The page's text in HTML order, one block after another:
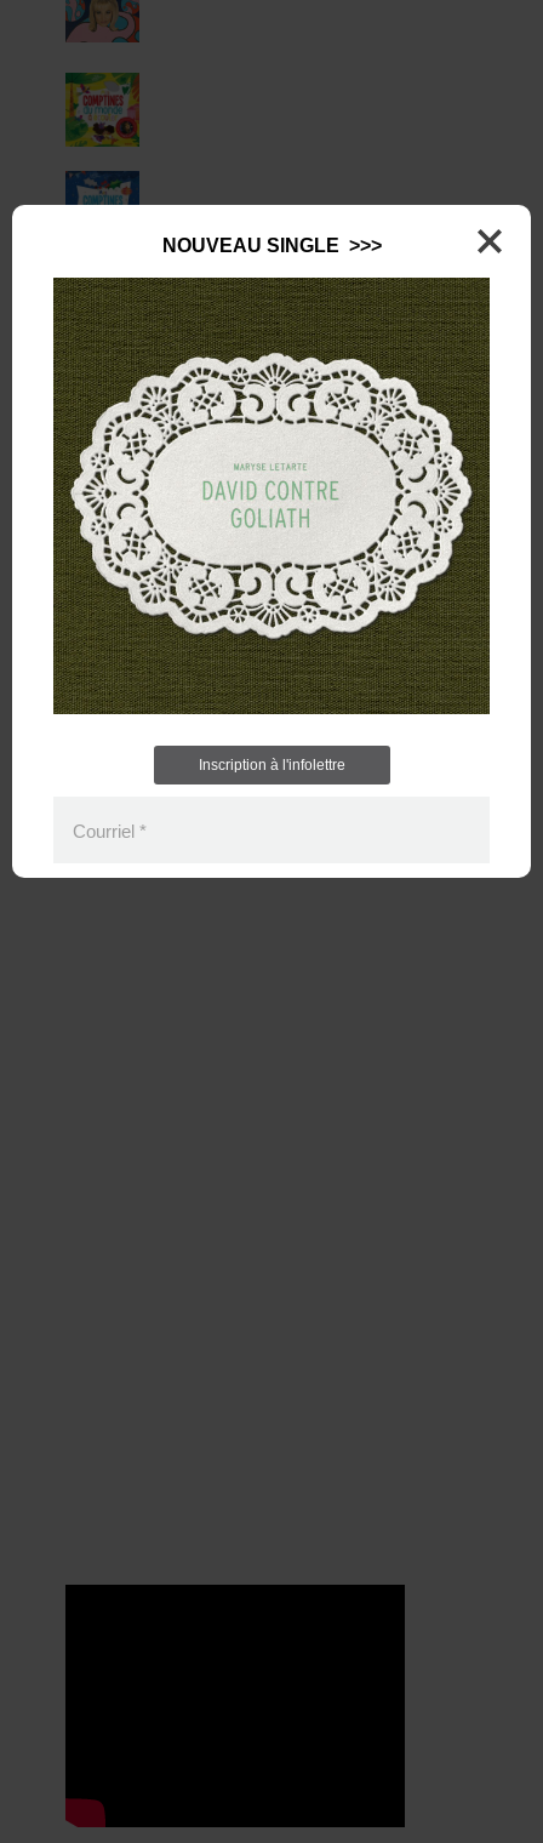
NOUVEAU SINGLE >>>
Inscription à l'infolettre
Courriel *